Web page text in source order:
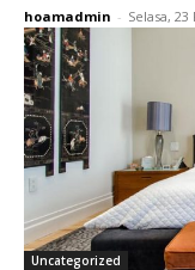
hoamadmin - Selasa,
Uncategorized